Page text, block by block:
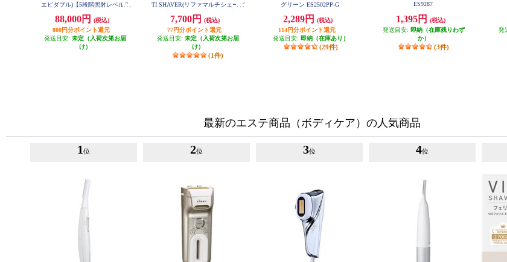
エピダブル)【5段階照射レベル/L
ボディ・顔・V I O】 RE-AY-02A
88,000円
(税込)
880円分ポイント還元
発送目安: 未定（入荷次第お届
け）
TI SHAVER(リファマルチシェーバ
E-BB-02A
7,700円
(税込)
77円分ポイント還元
発送目安: 未定（入荷次第お届
け）
(1件)
グリーン ES2502PP-G
2,289円
(税込)
114円分ポイント還元
発送目安: 即納（在庫あり）
(29件)
ES9287
1,395円
(税込)
発送目安: 即納（在庫残りわず
か）
(3件)
発
最新のエステ商品（ボディケア）の人気商品
1 位 2位 3位 4位